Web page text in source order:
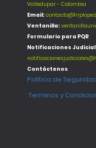
Valledupar - Colombia
Email:
Ventanilla:
Formulario para PQR
Notificaciones
Contáctenos
Política de
Terminos y